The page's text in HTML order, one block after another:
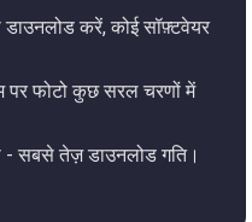
करें, कोई सॉफ़्टवेयर
पर फोटो कुछ सरल चरणों में
- सबसे तेज़ डाउनलोड गति।